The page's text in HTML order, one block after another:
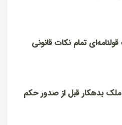
تمام نکات قانونی
بدهکار قبل از صدور حکم